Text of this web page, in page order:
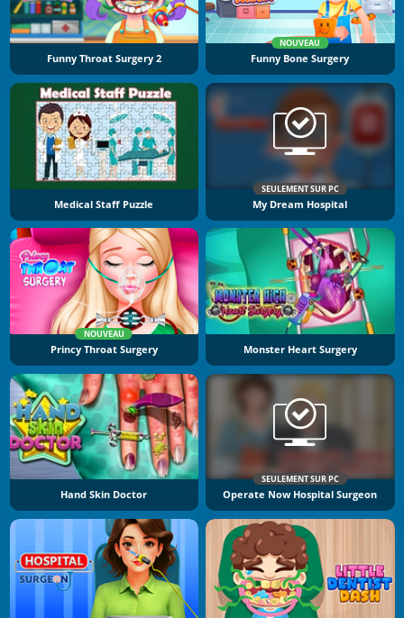
Funny Throat Surgery 2
NOUVEAU
Funny Bone Surgery
Medical Staff Puzzle
SEULEMENT SUR PC
My Dream Hospital
NOUVEAU
Princy Throat Surgery Monster Heart Surgery
Hand Skin Doctor
SEULEMENT SUR PC
Operate Now Hospital Surgeon